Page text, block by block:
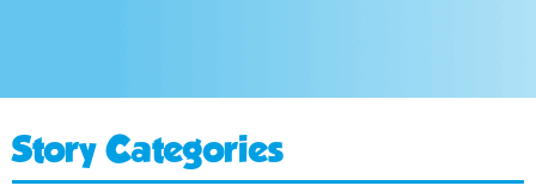
Story Categories